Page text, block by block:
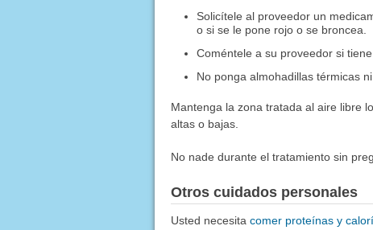
Solicítele al proveedor un
o si se le pone rojo o se broncea.
Coméntele a su proveedor si
No ponga almohadillas térmicas
Mantenga la zona tratada al aire libre
altas o bajas.
No nade durante el tratamiento sin
Otros cuidados personales
Usted necesita comer proteínas y